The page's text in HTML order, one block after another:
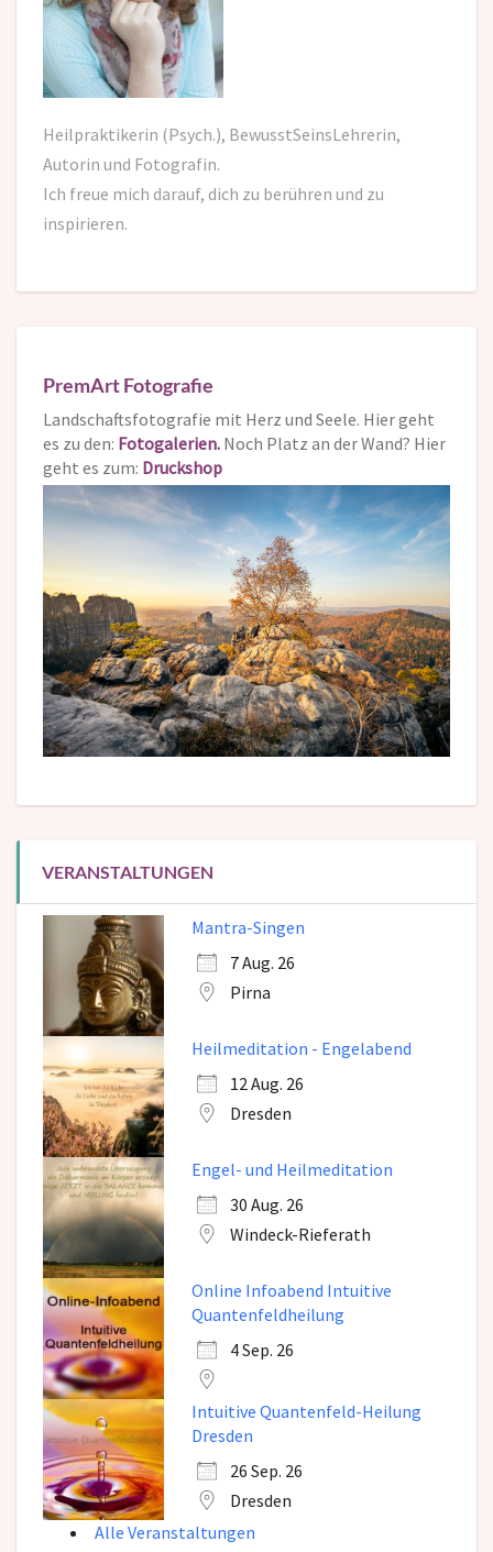
Heilpraktikerin (Psych.), BewusstSeinsLehrerin,
Autorin und Fotografin.
Ich freue mich darauf, dich zu berühren und zu
inspirieren.
PremArt Fotografie
Landschaftsfotografie mit Herz und Seele. Hier geht
es zu den: Fotogalerien. Noch Platz an der Wand? Hier
geht es zum: Druckshop
VERANSTALTUNGEN
Mantra-Singen
7 Aug. 26
Pirna
Heilmeditation - Engelabend
12 Aug. 26
Dresden
Engel- und Heilmeditation
30 Aug. 26
Windeck-Rieferath
Online Infoabend Intuitive
Quantenfeldheilung
4 Sep. 26
Intuitive Quantenfeld-Heilung
Dresden
26 Sep. 26
Dresden
Alle Veranstaltungen